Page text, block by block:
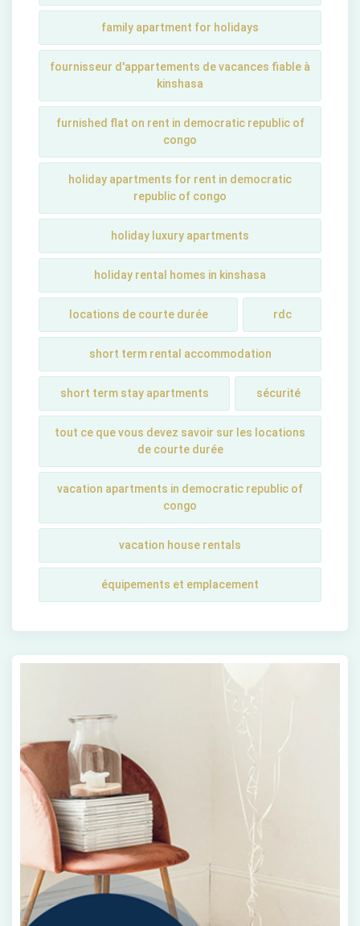
family apartment for holidays
fournisseur d'appartements de vacances fiable à
kinshasa
furnished flat on rent in democratic republic of
congo
holiday apartments for rent in democratic
republic of congo
holiday luxury apartments
holiday rental homes in kinshasa
locations de courte durée rdc
short term rental accommodation
short tеrm stay apartmеnts sécurité
tout ce que vous devez savoir sur les locations
de courte durée
vacation apartments in democratic republic of
congo
vacation house rentals
équipements et emplacement